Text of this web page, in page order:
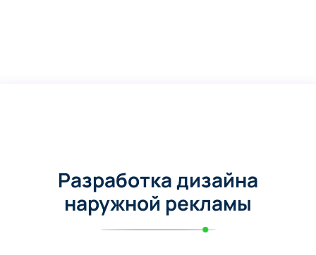
Разработка дизайна
наружной рекламы